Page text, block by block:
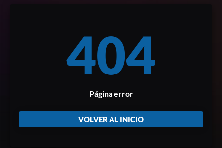
404
Página error
VOLVER AL INICIO